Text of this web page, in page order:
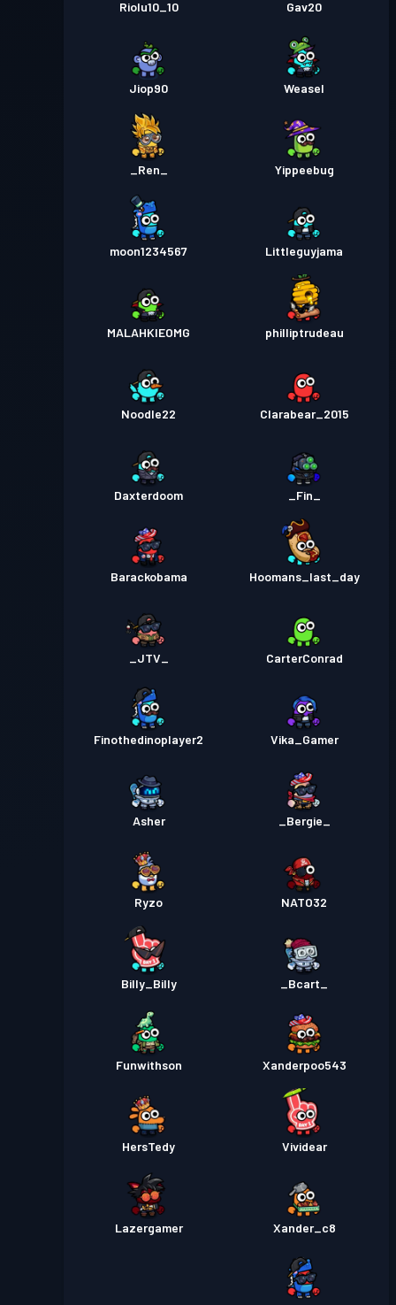
Riolu10_10 Gav20
Jiop90 Weasel
_Ren_ Yippeebug
moon1234567 Littleguyjama
MALAHKIEOMG philliptrudeau
Noodle22 Clarabear_2015
Daxterdoom _Fin_
Barackobama Hoomans_last_day
_JTV_ CarterConrad
Finothedinoplayer2 Vika_Gamer
Asher _Bergie_
Ryzo NATO32
Billy_Billy _Bcart_
Funwithson Xanderpoo543
HersTedy Vividear
Lazergamer Xander_c8